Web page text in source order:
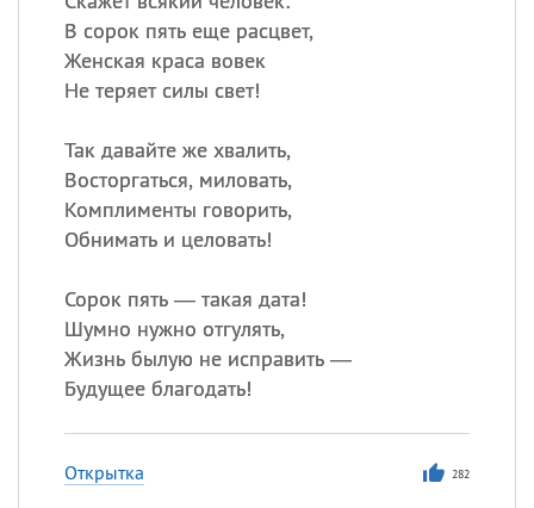
В сорок пять еще расцвет,
Женская краса вовек
Не теряет силы свет!
Так давайте же хвалить,
Восторгаться, миловать,
Комплименты говорить,
Обнимать и целовать!
Сорок пять — такая дата!
Шумно нужно отгулять,
Жизнь былую не исправить —
Будущее благодать!
Открытка 282